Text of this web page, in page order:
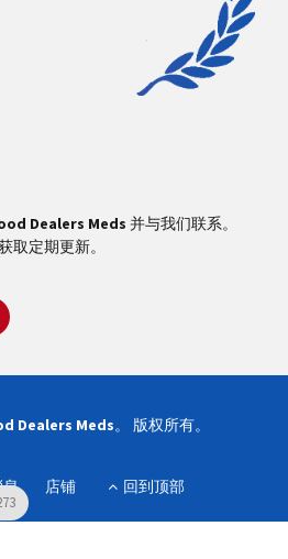
Dealers Meds 并与我们联系。
取定期更新。
Dealers Meds。 版权所有。
店铺 回到顶部